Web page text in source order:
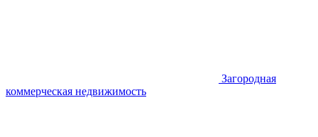
Загородная
коммерческая недвижимость